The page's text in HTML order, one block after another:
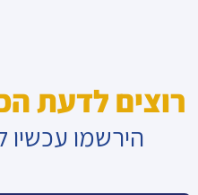
רוצים לדעת
הירשמו עכשיו